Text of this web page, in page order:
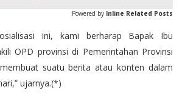
Powered by Inline Related Posts
ini, kami berharap Bapak Ibu
OPD provinsi di Pemerintahan Provinsi
suatu berita atau konten dalam
ujarnya.(*)